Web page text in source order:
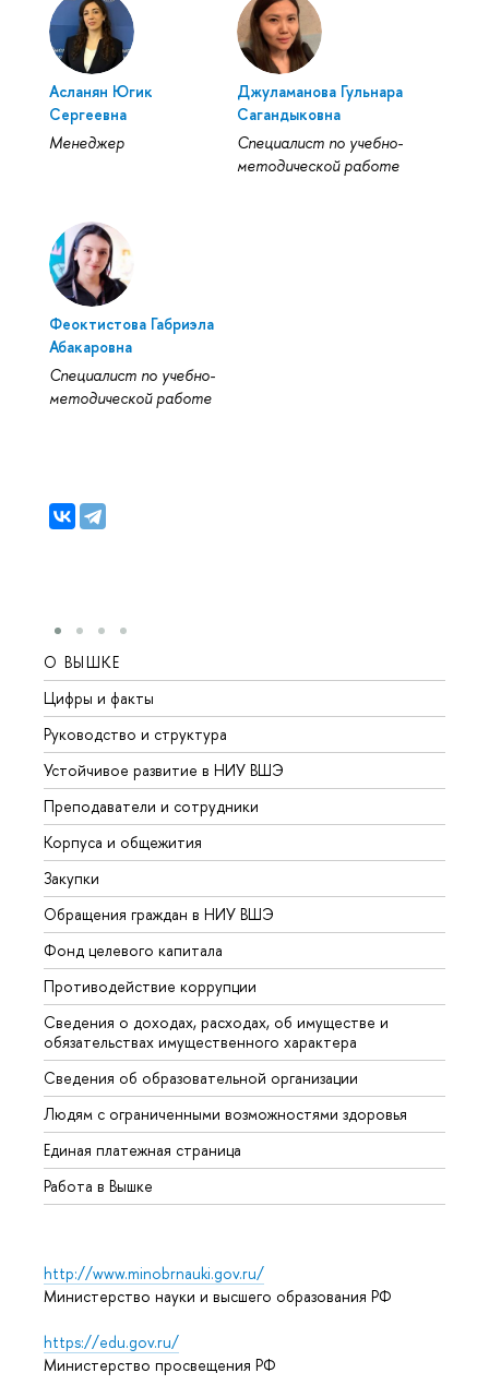
Асланян Югик
Сергеевна
Менеджер
Джуламанова Гульнара
Сагандыковна
Специалист по учебно-
методической работе
Феоктистова Габриэла
Абакаровна
Специалист по учебно-
методической работе
О ВЫШКЕ
Цифры и факты
Руководство и структура
Устойчивое развитие в НИУ ВШЭ
Преподаватели и сотрудники
Корпуса и общежития
Закупки
Обращения граждан в НИУ ВШЭ
Фонд целевого капитала
Противодействие коррупции
Сведения о доходах, расходах, об имуществе и
обязательствах имущественного характера
Сведения об образовательной организации
Людям с ограниченными возможностями здоровья
Единая платежная страница
Работа в Вышке
http://www.minobrnauki.gov.ru/
Министерство науки и высшего образования РФ
https://edu.gov.ru/
Министерство просвещения РФ